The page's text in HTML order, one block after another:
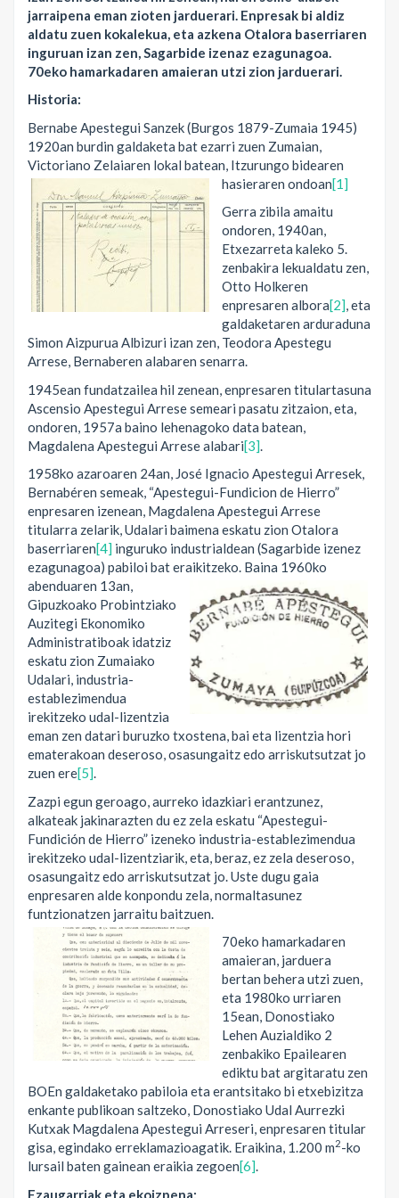
jarraipena eman zioten jarduerari. Enpresak bi aldiz
aldatu zuen kokalekua, eta azkena Otalora baserriaren
inguruan izan zen, Sagarbide izenaz ezagunagoa.
70eko hamarkadaren amaieran utzi zion jarduerari.
Historia:
Bernabe Apestegui Sanzek (Burgos 1879-Zumaia 1945)
1920an burdin galdaketa bat ezarri zuen Zumaian,
Victoriano Zelaiaren lokal batean, Itzurungo bidearen
hasieraren ondoan[1]
Gerra zibila amaitu
ondoren, 1940an,
Etxezarreta kaleko 5.
zenbakira lekualdatu zen,
Otto Holkeren
enpresaren albora[2], eta
galdaketaren arduraduna
Simon Aizpurua Albizuri izan zen, Teodora Apestegu
Arrese, Bernaberen alabaren senarra.
1945ean fundatzailea hil zenean, enpresaren titulartasuna
Ascensio Apestegui Arrese semeari pasatu zitzaion, eta,
ondoren, 1957a baino lehenagoko data batean,
Magdalena Apestegui Arrese alabari[3]
1958ko azaroaren 24an, José Ignacio Apestegui Arresek,
Bernabéren semeak, “Apestegui-Fundicion de Hierro”
enpresaren izenean, Magdalena Apestegui Arrese
titularra zelarik, Udalari baimena eskatu zion Otalora
baserriaren[4] inguruko industrialdean (Sagarbide izenez
ezagunagoa) pabiloi bat eraikitzeko. Baina 1960ko
abenduaren 13an,
Gipuzkoako Probintziako
Auzitegi Ekonomiko
Administratiboak idatziz
eskatu zion Zumaiako
Udalari, industria-
establezimendua
irekitzeko udal-lizentzia
eman zen datari buruzko txostena, bai eta lizentzia hori
ematerakoan deseroso, osasungaitz edo arriskutsutzat jo
zuen ere[5].
Zazpi egun geroago, aurreko idazkiari erantzunez,
alkateak jakinarazten du ez zela eskatu “Apestegui-
Fundición de Hierro” izeneko industria-establezimendua
irekitzeko udal-lizentziarik, eta, beraz, ez zela deseroso,
osasungaitz edo arriskutsutzat jo. Uste dugu gaia
enpresaren alde konpondu zela, normaltasunez
funtzionatzen jarraitu baitzuen.
70eko hamarkadaren
amaieran, jarduera
bertan behera utzi zuen,
eta 1980ko urriaren
15ean, Donostiako
Lehen Auzialdiko 2
zenbakiko Epailearen
ediktu bat argitaratu zen
BOEn galdaketako pabiloia eta erantsitako bi etxebizitza
enkante publikoan saltzeko, Donostiako Udal Aurrezki
Kutxak Magdalena Apestegui Arreseri, enpresaren titular
gisa, egindako erreklamazioagatik. Eraikina, 1.200 m2-ko
lursail baten gainean eraikia zegoen[6].
Ezaugarriak eta ekoizpena: